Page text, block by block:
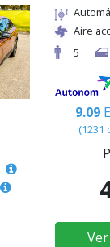
Aire
5
9.09
(1231